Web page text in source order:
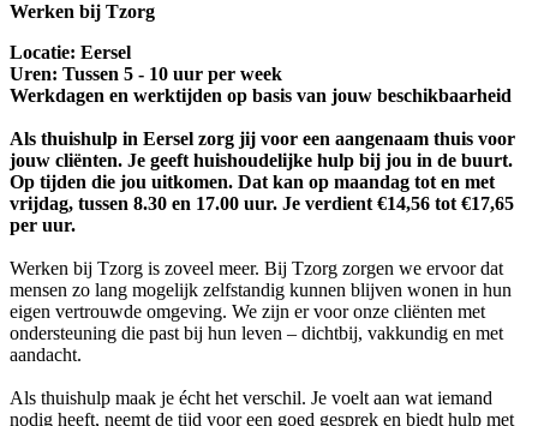
Werken bij Tzorg
Locatie: Eersel
Uren: Tussen 5 - 10 uur per week
Werkdagen en werktijden op basis van jouw beschikbaarheid
Als thuishulp in Eersel zorg jij voor een aangenaam thuis voor
jouw cliënten. Je geeft huishoudelijke hulp bij jou in de buurt.
Op tijden die jou uitkomen. Dat kan op maandag tot en met
vrijdag, tussen 8.30 en 17.00 uur. Je verdient €14,56 tot €17,65
per uur.
Werken bij Tzorg is zoveel meer. Bij Tzorg zorgen we ervoor dat
mensen zo lang mogelijk zelfstandig kunnen blijven wonen in hun
eigen vertrouwde omgeving. We zijn er voor onze cliënten met
ondersteuning die past bij hun leven – dichtbij, vakkundig en met
aandacht.
Als thuishulp maak je écht het verschil. Je voelt aan wat iemand
nodig heeft, neemt de tijd voor een goed gesprek en biedt hulp met